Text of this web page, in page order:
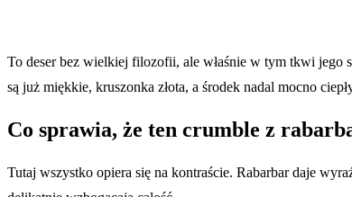
To deser bez wielkiej filozofii, ale właśnie w tym tkwi jego
są już miękkie, kruszonka złota, a środek nadal mocno
Co sprawia, że ten crumble z
Tutaj wszystko opiera się na kontraście. Rabarbar daje